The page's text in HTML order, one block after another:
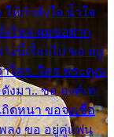
ให้กำลังใจ น้ำใจ
ไหล ผมขอฝาก
งนี้เรื่อยไป ขอ อยู่
าใคร..ใคร พระคุณ
งมา.. ขอ องค์เท
ดหนา ขอจงเชื่อ
ลง ขอ อยู่คู่แฟน